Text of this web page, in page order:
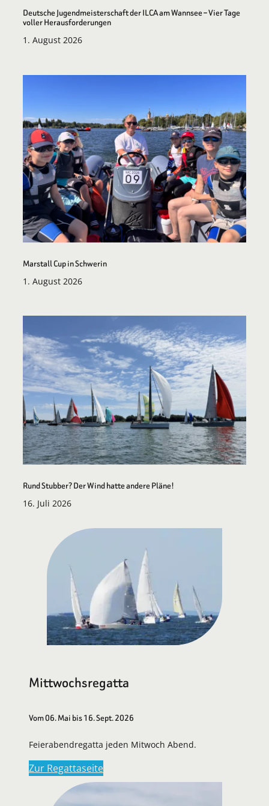
Deutsche Jugendmeisterschaft der ILCA am Wannsee – Vier Tage
voller Herausforderungen
1. August 2026
Marstall Cup in Schwerin
1. August 2026
Rund Stubber? Der Wind hatte andere Pläne!
16. Juli 2026
Mittwochsregatta
Vom 06. Mai bis 16. Sept. 2026
Feierabendregatta jeden Mitwoch Abend.
Zur Regattaseite